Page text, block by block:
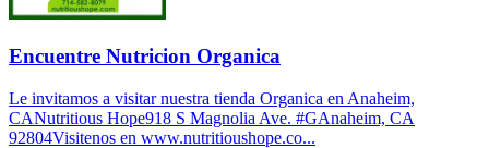
Encuentre Nutricion Organica
Le invitamos a visitar nuestra tienda Organica en Anaheim,
CANutritious Hope918 S Magnolia Ave. #GAnaheim, CA
92804Visitenos en www.nutritioushope.co...